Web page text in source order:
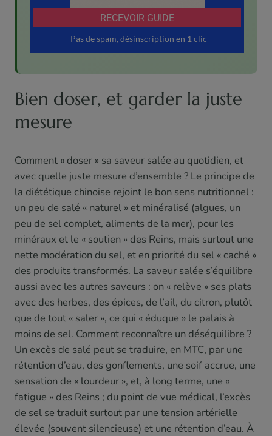
Bien doser, et garder la juste
mesure
Comment « doser » sa saveur salée au quotidien, et
avec quelle juste mesure d’ensemble ? Le principe de
la diététique chinoise rejoint le bon sens nutritionnel :
un peu de salé « naturel » et minéralisé (algues, un
peu de sel complet, aliments de la mer), pour les
minéraux et le « soutien » des Reins, mais surtout une
nette modération du sel, et en priorité du sel « caché »
des produits transformés. La saveur salée s’équilibre
aussi avec les autres saveurs : on « relève » ses plats
avec des herbes, des épices, de l’ail, du citron, plutôt
que de tout « saler », ce qui « éduque » le palais à
moins de sel. Comment reconnaître un déséquilibre ?
Un excès de salé peut se traduire, en MTC, par une
rétention d’eau, des gonflements, une soif accrue, une
sensation de « lourdeur », et, à long terme, une «
fatigue » des Reins ; du point de vue médical, l’excès
de sel se traduit surtout par une tension artérielle
élevée (souvent silencieuse) et une rétention d’eau. À